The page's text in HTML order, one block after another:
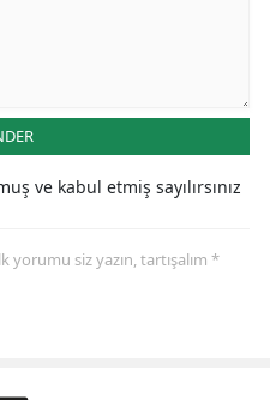
Sinop
ve kabul etmiş sayılırsınız
siz yazın, tartışalım *